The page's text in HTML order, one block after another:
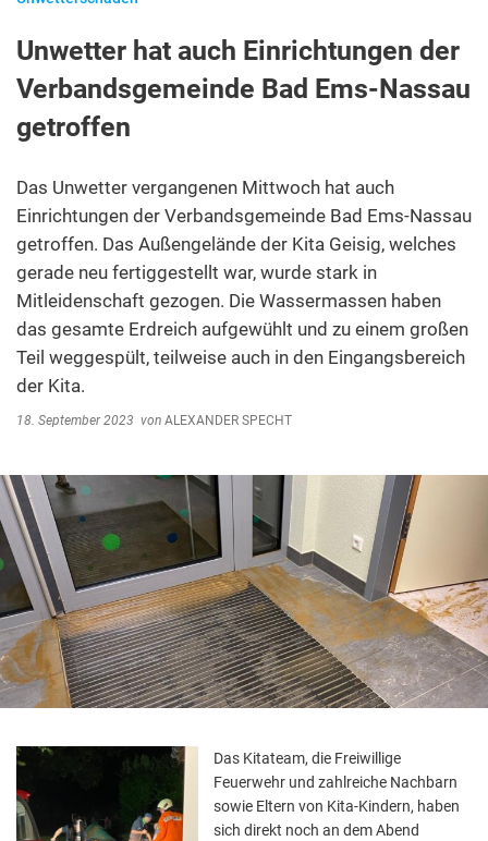
Unwetter hat auch Einrichtungen der
Verbandsgemeinde Bad Ems-Nassau
getroffen
Das Unwetter vergangenen Mittwoch hat auch
Einrichtungen der Verbandsgemeinde Bad Ems-Nassau
getroffen. Das Außengelände der Kita Geisig, welches
gerade neu fertiggestellt war, wurde stark in
Mitleidenschaft gezogen. Die Wassermassen haben
das gesamte Erdreich aufgewühlt und zu einem großen
Teil weggespült, teilweise auch in den Eingangsbereich
der Kita.
18. September 2023 von ALEXANDER SPECHT
Das Kitateam, die Freiwillige
Feuerwehr und zahlreiche Nachbarn
sowie Eltern von Kita-Kindern, haben
sich direkt noch an dem Abend